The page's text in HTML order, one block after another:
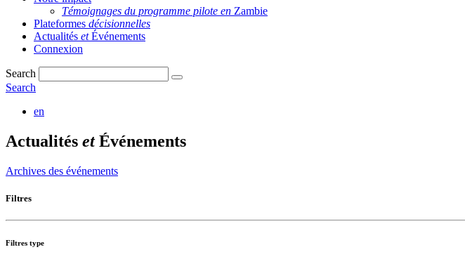
Témoignages du programme pilote en Zambie
Plateformes décisionnelles
Actualités etÉvénements
Connexion
Search
Search
en
Actualités etÉvénements
Archives des événements
Filtres
Filtres type